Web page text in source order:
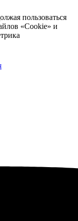
пользоваться
«Cookie» и